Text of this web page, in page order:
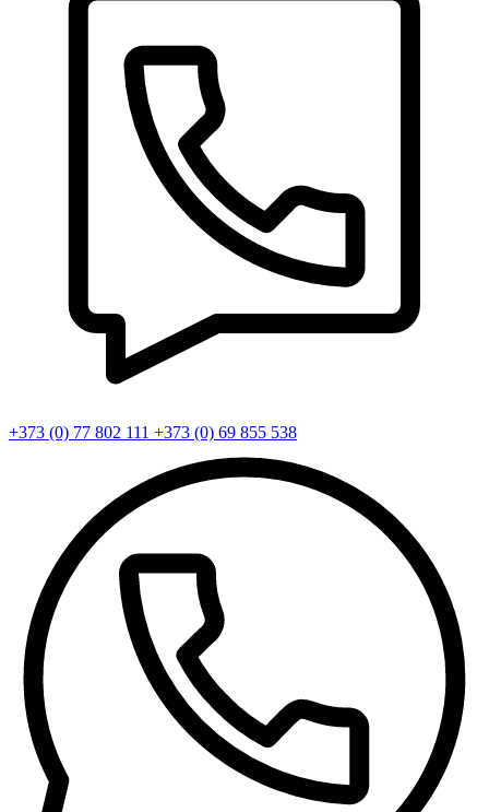
+373 (0) 77 802 111 +373 (0) 69 855 538